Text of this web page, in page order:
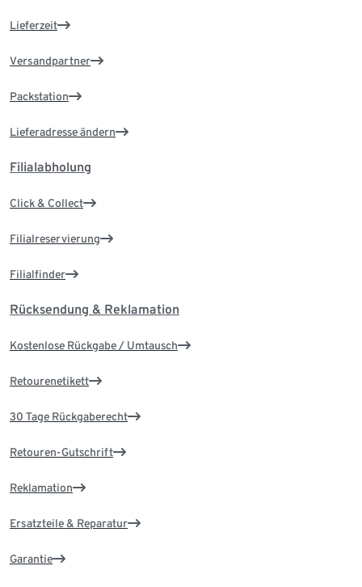
Lieferzeit
Versandpartner
Packstation
Lieferadresse ändern
Filialabholung
Click & Collect
Filialreservierung
Filialfinder
Rücksendung & Reklamation
Kostenlose Rückgabe / Umtausch
Retourenetikett
30 Tage Rückgaberecht
Retouren-Gutschrift
Reklamation
Ersatzteile & Reparatur
Garantie